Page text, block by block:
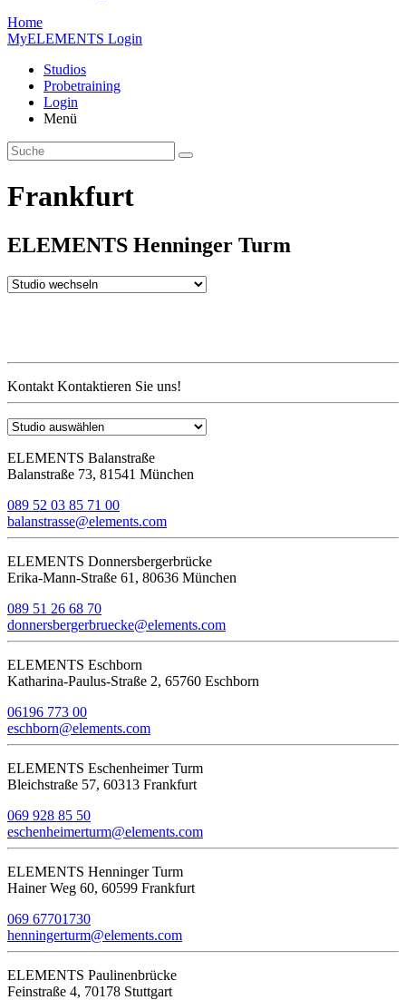
Home
MyELEMENTS Login
Studios
Probe­training
Login
Menü
Frankfurt
ELEMENTS Henninger Turm
Kontakt Kontaktieren Sie uns!
ELEMENTS Balanstraße
Balanstraße 73, 81541 München
089 52 03 85 71 00
balanstrasse@elements.com
ELEMENTS Donnersbergerbrücke
Erika-Mann-Straße 61, 80636 München
089 51 26 68 70
donnersbergerbruecke@elements.com
ELEMENTS Eschborn
Katharina-Paulus-Straße 2, 65760 Eschborn
06196 773 00
eschborn@elements.com
ELEMENTS Eschenheimer Turm
Bleichstraße 57, 60313 Frankfurt
069 928 85 50
eschenheimerturm@elements.com
ELEMENTS Henninger Turm
Hainer Weg 60, 60599 Frankfurt
069 67701730
henningerturm@elements.com
ELEMENTS Paulinenbrücke
Feinstraße 4, 70178 Stuttgart